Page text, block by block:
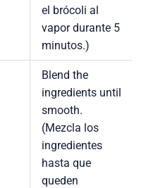
el brócoli al
vapor durante 5
minutos.)
Blend the
ingredients until
smooth.
(Mezcla los
ingredientes
hasta que
queden